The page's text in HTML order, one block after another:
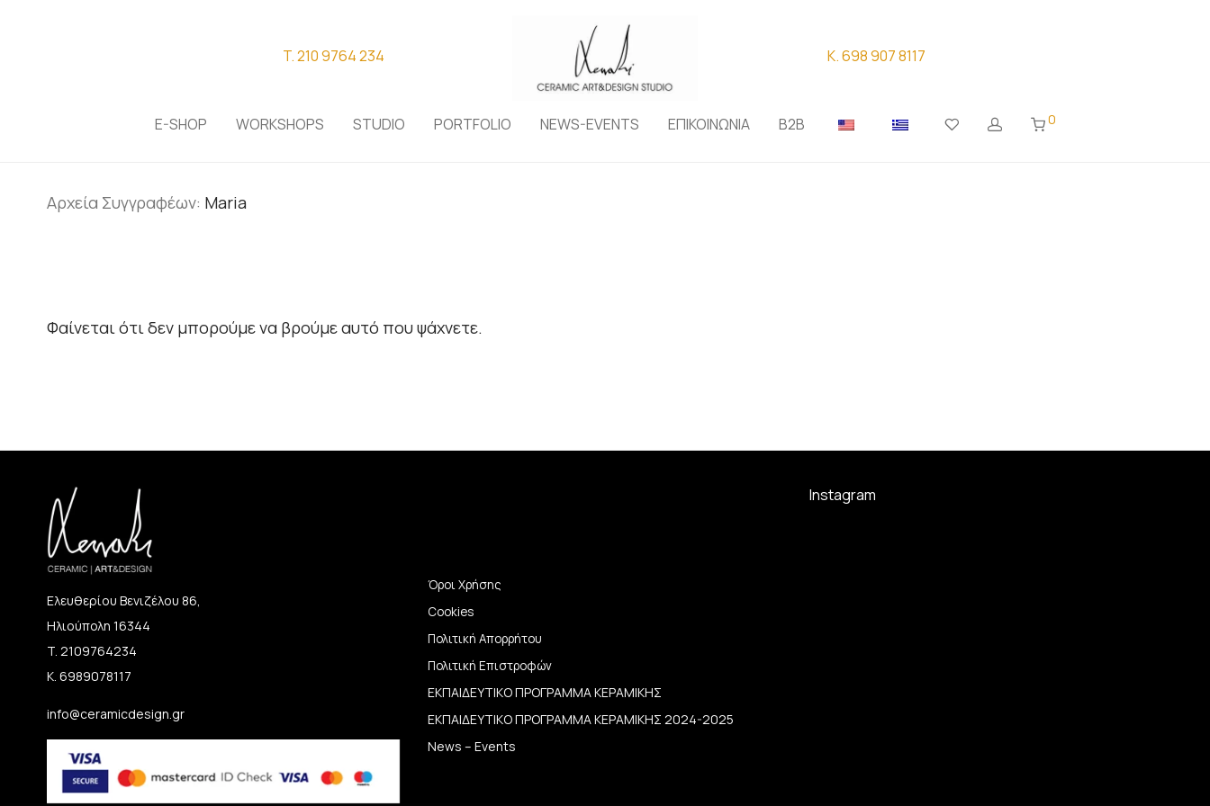
T. 210 9764 234 K. 698 907 8117
E-SHOP WORKSHOPS STUDIO PORTFOLIO NEWS-EVENTS ΕΠΙΚΟΙΝΩΝΙΑ B2B 0
Αρχεία Συγγραφέων: Maria
Φαίνεται ότι δεν μπορούμε να βρούμε αυτό που ψάχνετε.
Ελευθερίου Βενιζέλου 86,
Ηλιούπολη 16344
T. 2109764234
K. 6989078117
info@ceramicdesign.gr
Όροι Χρήσης
Cookies
Πολιτική Απορρήτου
Πολιτική Επιστροφών
ΕΚΠΑΙΔΕΥΤΙΚΟ ΠΡΟΓΡΑΜΜΑ ΚΕΡΑΜΙΚΗΣ
ΕΚΠΑΙΔΕΥΤΙΚΟ ΠΡΟΓΡΑΜΜΑ ΚΕΡΑΜΙΚΗΣ 2024-2025
News – Events
Instagram